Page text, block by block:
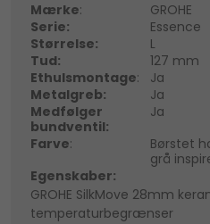
Mærke:
GROHE
Serie:
Essence
Størrelse:
L
Tud:
127 mm
Ethulsmontage:
Ja
Metalgreb:
Ja
Medfølger
bundventil:
Ja
Farve:
Børstet
grå
Egenskaber:
GROHE SilkMove 28mm
temperaturbegrænser